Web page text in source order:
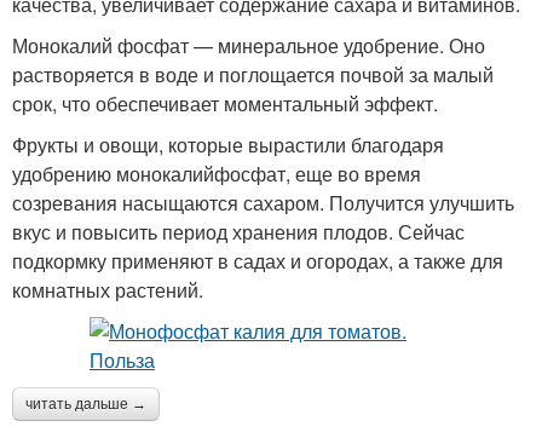
Монокалий фосфат — минеральное удобрение. Оно
растворяется в воде и поглощается почвой за малый
срок, что обеспечивает моментальный эффект.
Фрукты и овощи, которые вырастили благодаря
удобрению монокалийфосфат, еще во время
созревания насыщаются сахаром. Получится улучшить
вкус и повысить период хранения плодов. Сейчас
подкормку применяют в садах и огородах, а также для
комнатных растений.
читать дальше →